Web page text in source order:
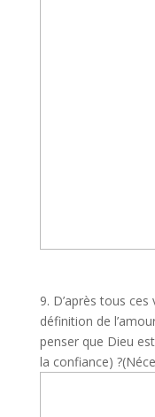
9. D’après tous
définition de
penser que Dieu
la confiance) ?